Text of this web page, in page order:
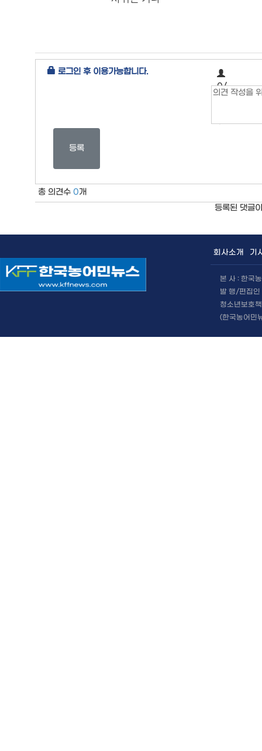
로그인 후 이용가능합니다.
0/
3
0
등록
총 의견수 0개
등록된 댓글
회사소개 기
본 사 : 한국
발 행/편집인
청소년보호
(한국농어민